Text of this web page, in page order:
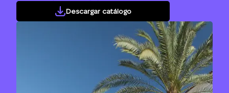
Descargar catálogo